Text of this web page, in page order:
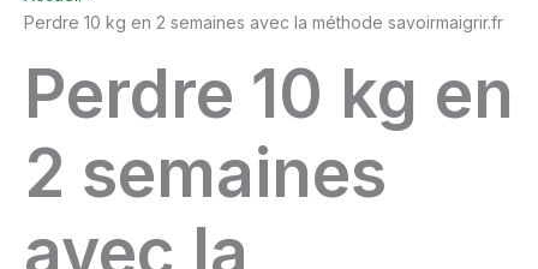
Perdre 10 kg en 2 semaines avec la méthode savoirmaigrir.fr
Perdre 10 kg en
2 semaines
avec la